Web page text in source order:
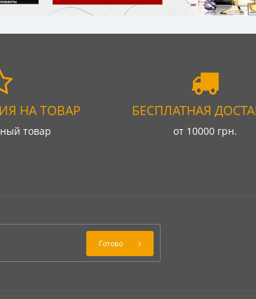
НА ТОВАР
товар
БЕСПЛАТНАЯ
от 10000 грн.
Готово